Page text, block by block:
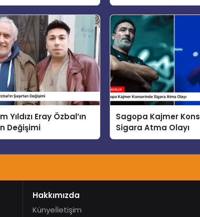
Devam Ediyor
Sabun Aşerdim”
Yıldızı Eray Özbal’ın
Değişimi
Sagopa Kajmer
Sigara Atma Olayı
Hakkımızda
Künyeİletişim